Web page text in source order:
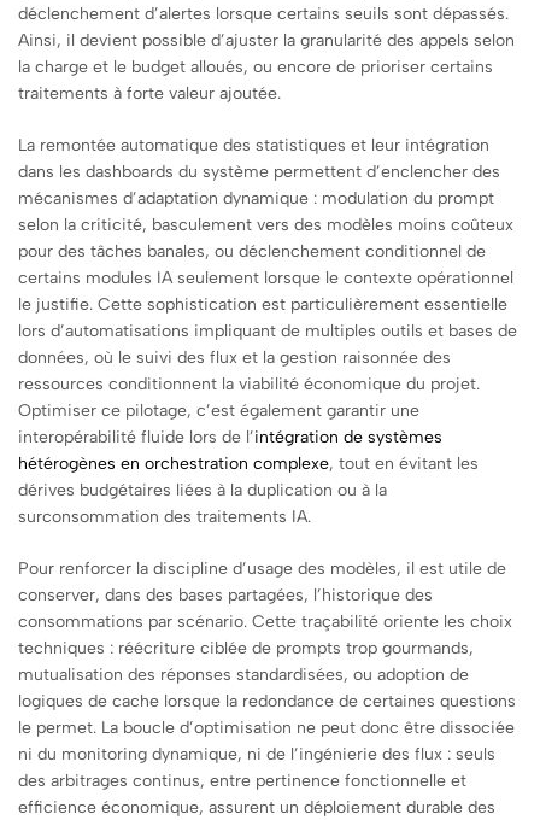
déclenchement d’alertes lorsque certains seuils sont dépassés.
Ainsi, il devient possible d’ajuster la granularité des appels selon
la charge et le budget alloués, ou encore de prioriser certains
traitements à forte valeur ajoutée.
La remontée automatique des statistiques et leur intégration
dans les dashboards du système permettent d’enclencher des
mécanismes d’adaptation dynamique : modulation du prompt
selon la criticité, basculement vers des modèles moins coûteux
pour des tâches banales, ou déclenchement conditionnel de
certains modules IA seulement lorsque le contexte opérationnel
le justifie. Cette sophistication est particulièrement essentielle
lors d’automatisations impliquant de multiples outils et bases de
données, où le suivi des flux et la gestion raisonnée des
ressources conditionnent la viabilité économique du projet.
Optimiser ce pilotage, c’est également garantir une
interopérabilité fluide lors de l’intégration de systèmes
hétérogènes en orchestration complexe, tout en évitant les
dérives budgétaires liées à la duplication ou à la
surconsommation des traitements IA.
Pour renforcer la discipline d’usage des modèles, il est utile de
conserver, dans des bases partagées, l’historique des
consommations par scénario. Cette traçabilité oriente les choix
techniques : réécriture ciblée de prompts trop gourmands,
mutualisation des réponses standardisées, ou adoption de
logiques de cache lorsque la redondance de certaines questions
le permet. La boucle d’optimisation ne peut donc être dissociée
ni du monitoring dynamique, ni de l’ingénierie des flux : seuls
des arbitrages continus, entre pertinence fonctionnelle et
efficience économique, assurent un déploiement durable des